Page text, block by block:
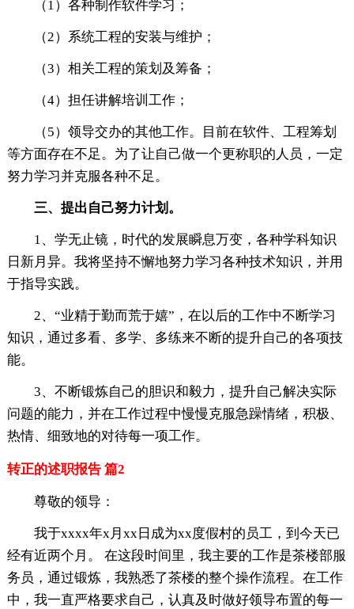
（1）各种制作软件学习；
（2）系统工程的安装与维护；
（3）相关工程的策划及筹备；
（4）担任讲解培训工作；
（5）领导交办的其他工作。目前在软件、工程筹划
等方面存在不足。为了让自己做一个更称职的人员，一定
努力学习并克服各种不足。
三、提出自己努力计划。
1、学无止镜，时代的发展瞬息万变，各种学科知识
日新月异。我将坚持不懈地努力学习各种技术知识，并用
于指导实践。
2、“业精于勤而荒于嬉”，在以后的工作中不断学习
知识，通过多看、多学、多练来不断的提升自己的各项技
能。
3、不断锻炼自己的胆识和毅力，提升自己解决实际
问题的能力，并在工作过程中慢慢克服急躁情绪，积极、
热情、细致地的对待每一项工作。
转正的述职报告 篇2
尊敬的领导：
我于xxxx年x月xx日成为xx度假村的员工，到今天已
经有近两个月。 在这段时间里，我主要的工作是茶楼部服
务员，通过锻炼，我熟悉了茶楼的整个操作流程。在工作
中，我一直严格要求自己，认真及时做好领导布置的每一